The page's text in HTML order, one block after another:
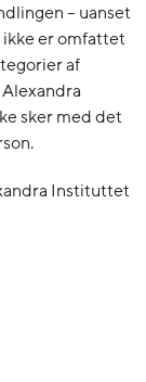
– uanset
er omfattet
af
sker med det
Instituttet